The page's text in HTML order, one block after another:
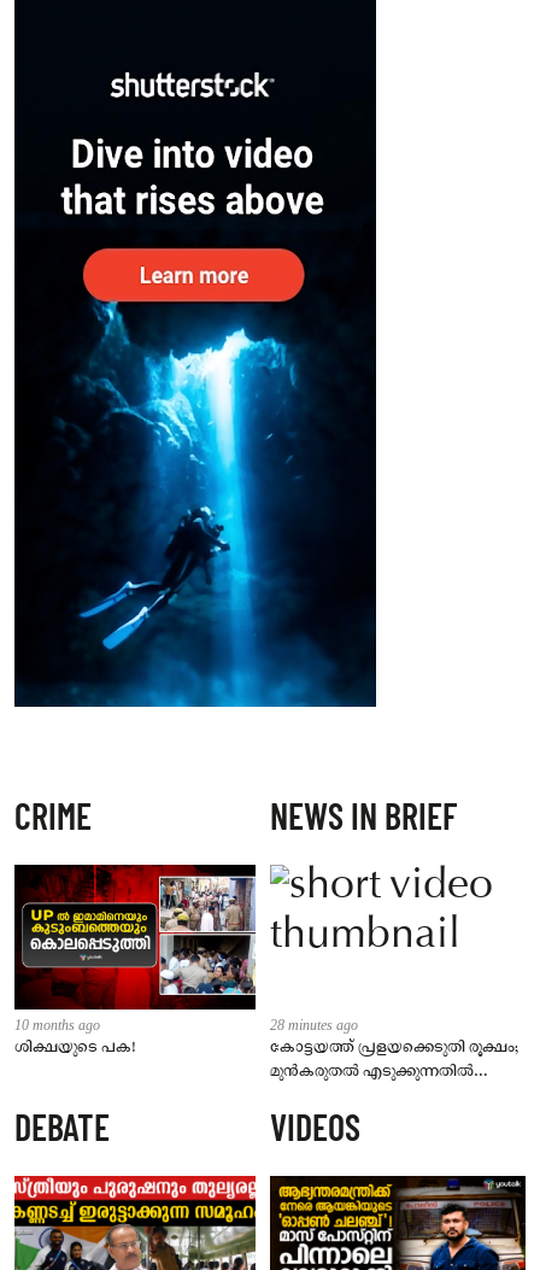
CRIME
10 months ago
ശിക്ഷയുടെ പക!
NEWS IN BRIEF
28 minutes ago
കോട്ടയത്ത് പ്രളയക്കെടുതി രൂക്ഷം;
മുൻകരുതൽ എടുക്കുന്നതിൽ
എൻ വാസവൻ
DEBATE VIDEOS